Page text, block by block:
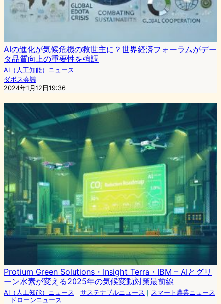
AIの進化が気候危機の救世主に？世界経済フォーラムがデー
タ品質向上の重要性を強調
AI（人工知能）ニュース
ダボス会議
2024年1月12日19:36
Protium Green Solutions・Insight Terra・IBM – AIとグリ
ーン水素が変える2025年の気候変動対策最前線
AI（人工知能）ニュース ｜ サステナブルニュース ｜ スマート農業ニュース
｜
ドローンニュース